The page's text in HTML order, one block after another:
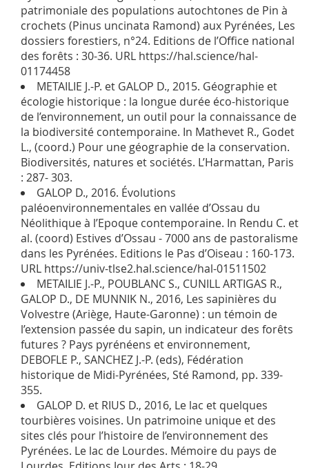
patrimoniale des populations autochtones de Pin à
crochets (Pinus uncinata Ramond) aux Pyrénées, Les
dossiers forestiers, n°24. Editions de l’Office national
des forêts : 30-36. URL https://hal.science/hal-
01174458
METAILIE J.-P. et GALOP D., 2015. Géographie et
écologie historique : la longue durée éco-historique
de l’environnement, un outil pour la connaissance de
la biodiversité contemporaine. In Mathevet R., Godet
L., (coord.) Pour une géographie de la conservation.
Biodiversités, natures et sociétés. L’Harmattan, Paris
: 287- 303.
GALOP D., 2016. Évolutions
paléoenvironnementales en vallée d’Ossau du
Néolithique à l’Epoque contemporaine. In Rendu C. et
al. (coord) Estives d’Ossau - 7000 ans de pastoralisme
dans les Pyrénées. Editions le Pas d’Oiseau : 160-173.
URL https://univ-tlse2.hal.science/hal-01511502
METAILIE J.-P., POUBLANC S., CUNILL ARTIGAS R.,
GALOP D., DE MUNNIK N., 2016, Les sapinières du
Volvestre (Ariège, Haute-Garonne) : un témoin de
l’extension passée du sapin, un indicateur des forêts
futures ? Pays pyrénéens et environnement,
DEBOFLE P., SANCHEZ J.-P. (eds), Fédération
historique de Midi-Pyrénées, Sté Ramond, pp. 339-
355.
GALOP D. et RIUS D., 2016, Le lac et quelques
tourbières voisines. Un patrimoine unique et des
sites clés pour l’histoire de l’environnement des
Pyrénées. Le lac de Lourdes. Mémoire du pays de